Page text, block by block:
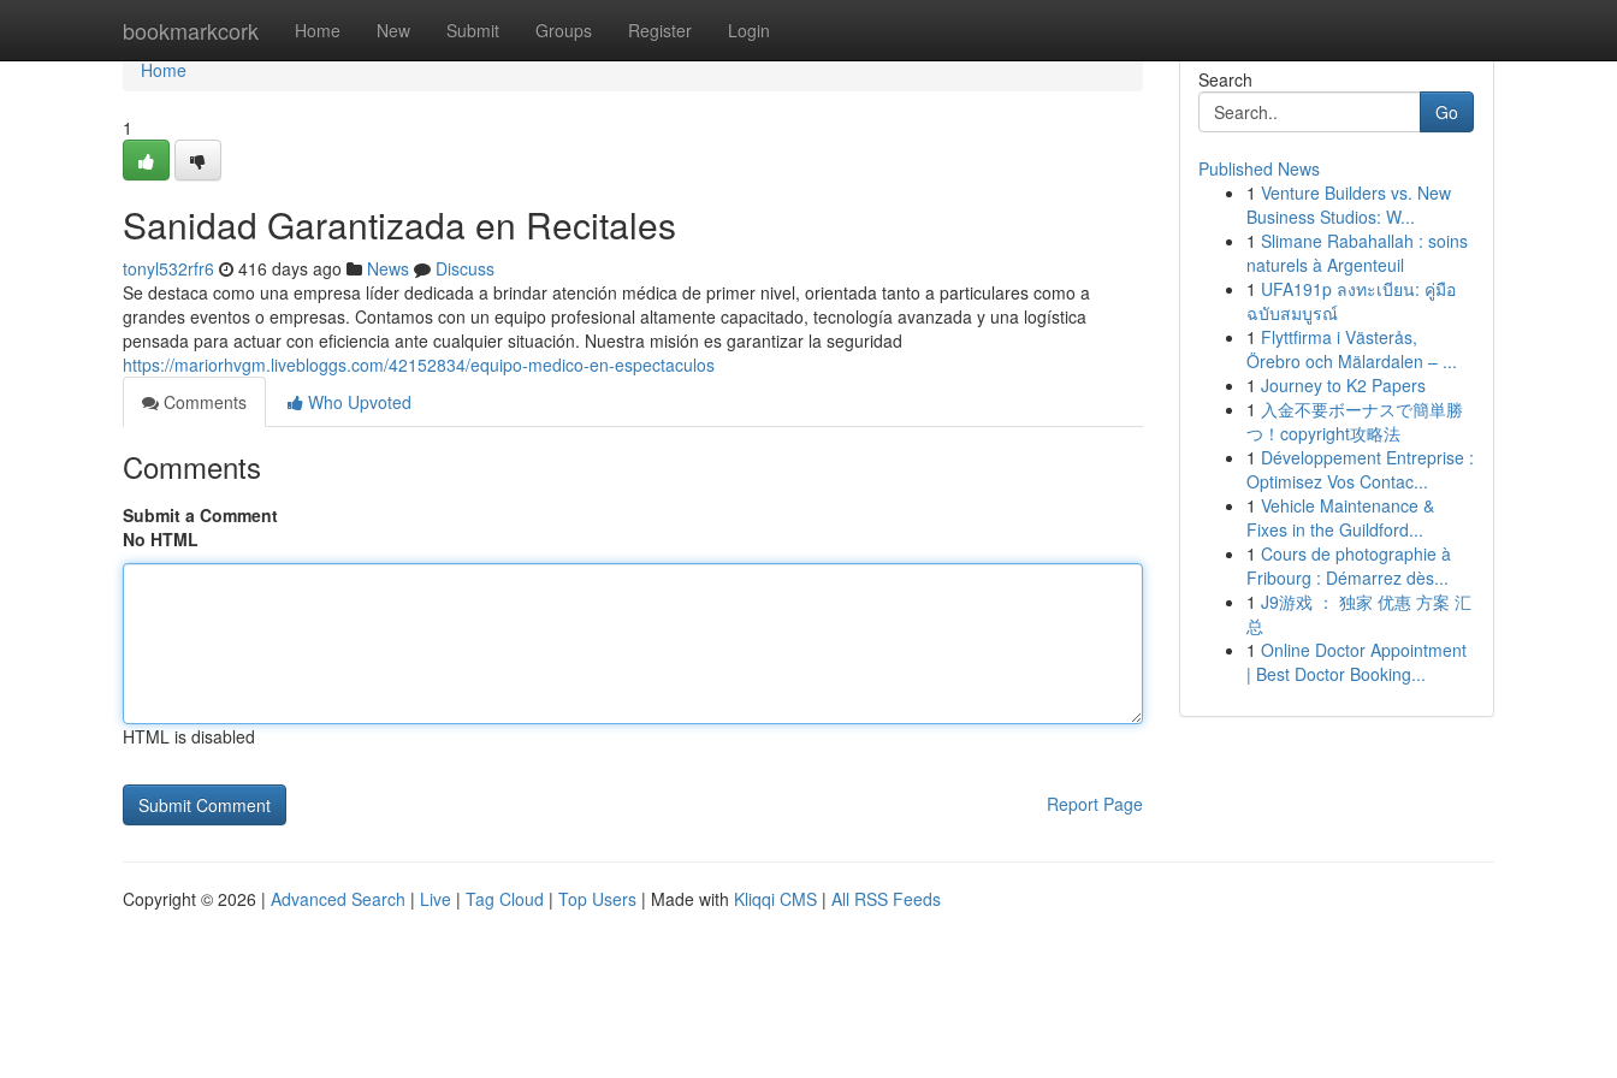
bookmarkcork Home New Submit Groups Register Login
Home
Home
1
Sanidad Garantizada en Recitales
tonyl532rfr6 416 days ago News
Discuss
Se destaca como una empresa líder dedicada a brindar atención médica de primer nivel, orientada tanto a particulares como a
grandes eventos o empresas. Contamos con un equipo profesional altamente capacitado, tecnología avanzada y una logística
pensada para actuar con eficiencia ante cualquier situación. Nuestra misión es garantizar la seguridad
https://mariorhvgm.livebloggs.com/42152834/equipo-medico-en-espectaculos
Comments
Who Upvoted
Comments
Submit a Comment
No HTML
HTML is disabled
Report Page
Search
Go
Published News
1 Venture Builders vs. New
Business Studios: W...
1 Slimane Rabahallah : soins
naturels à Argenteuil
1 UFA191p ลงทะเบียน: คู่มือ
ฉบับสมบูรณ์
1 Flyttfirma i Västerås,
Örebro och Mälardalen – ...
1 Journey to K2 Papers
1 入金不要ボーナスで簡単勝
つ！copyright攻略法
1 Développement Entreprise :
Optimisez Vos Contac...
1 Vehicle Maintenance &
Fixes in the Guildford...
1 Cours de photographie à
Fribourg : Démarrez dès...
1 J9游戏 ： 独家 优惠 方案 汇
总
1 Online Doctor Appointment
| Best Doctor Booking...
Copyright © 2026 | Advanced Search | Live | Tag Cloud | Top Users | Made with Kliqqi CMS | All RSS Feeds